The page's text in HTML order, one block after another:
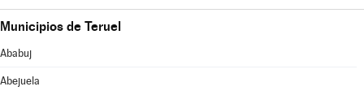
Municipios de Teruel
Ababuj
Abejuela